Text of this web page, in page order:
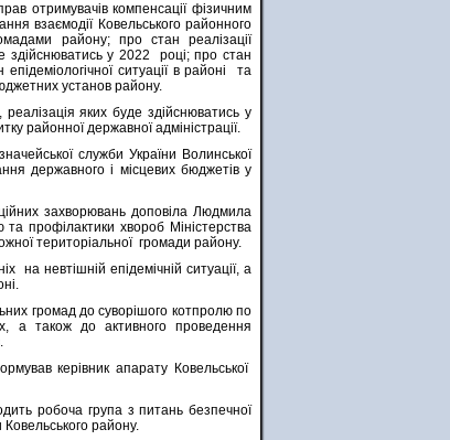
отримувачів компенсації фізичним
взаємодії Ковельського районного
району; про стан реалізації
здійснюватись у 2022 році; про стан
ситуації в районі та
установ району.
реалізація яких буде здійснюватись у
районної державної адміністрації.
служби України Волинської
державного і місцевих бюджетів у
захворювань доповіла Людмила
профілактики хвороб Міністерства
територіальної громади району.
невтішній епідемічній ситуації, а
громад до суворішого котпролю по
а також до активного проведення
керівник апарату Ковельської
робоча група з питань безпечної
району.